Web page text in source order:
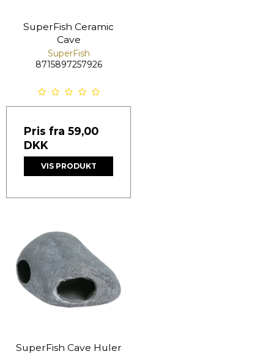
SuperFish Ceramic
Cave
SuperFish
8715897257926
Pris fra 59,00
DKK
VIS PRODUKT
SuperFish Cave Huler